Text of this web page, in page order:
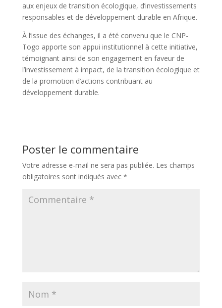
aux enjeux de transition écologique, d’investissements
responsables et de développement durable en Afrique.
À l’issue des échanges, il a été convenu que le CNP-
Togo apporte son appui institutionnel à cette initiative,
témoignant ainsi de son engagement en faveur de
l’investissement à impact, de la transition écologique et
de la promotion d’actions contribuant au
développement durable.
Poster le commentaire
Votre adresse e-mail ne sera pas publiée. Les champs
obligatoires sont indiqués avec *